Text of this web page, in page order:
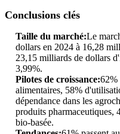
Conclusions clés
Taille du marché:Le
dollars en 2024 à 16,28
23,15 milliards de dollars
3,99%.
Pilotes de croissance:62%
alimentaires, 58%
dépendance dans les
produits pharmaceutiques,
bio-basée.